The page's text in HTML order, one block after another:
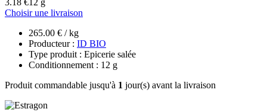
Choisir une livraison
265.00 € / kg
Producteur : ID BIO
Type produit : Epicerie salée
Conditionnement : 12 g
Produit commandable jusqu'à 1 jour(s) avant la livraison